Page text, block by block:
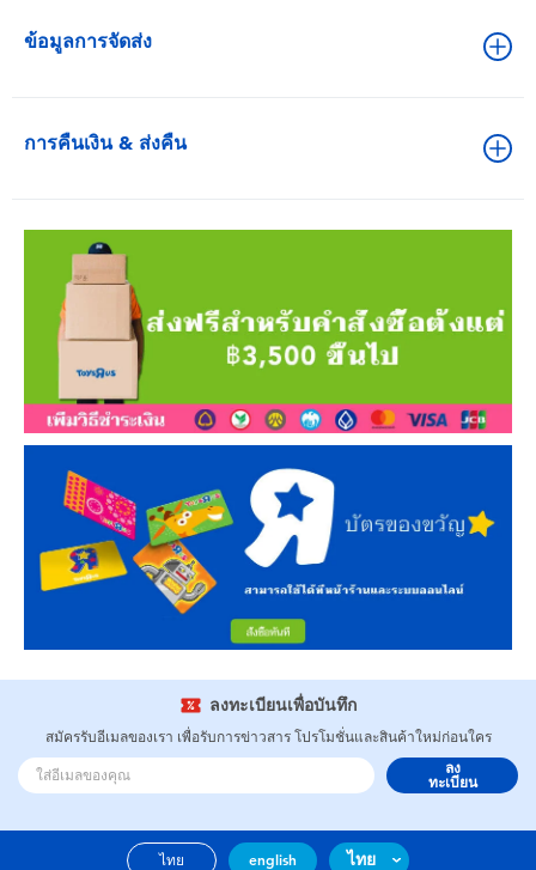
ข้อมูลการจัดส่ง
การคืนเงิน & ส่งคืน
ลงทะเบียนเพื่อบันทึก
สมัครรับอีเมลของเรา เพื่อรับการข่าวสาร โปรโมชั่นและสินค้าใหม่ก่อนใคร
ลง
ทะเบียน
ไทย english ไทย